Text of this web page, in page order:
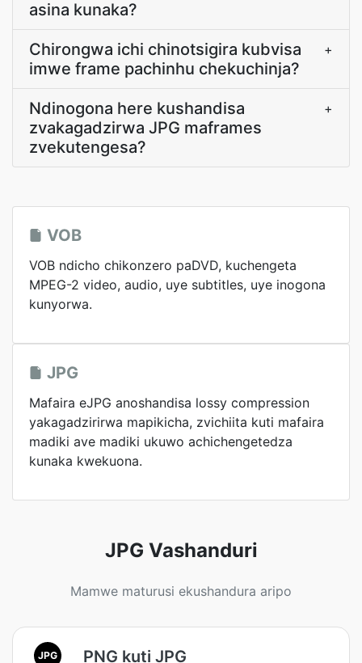
asina kunaka?
Chirongwa ichi chinotsigira kubvisa
imwe frame pachinhu chekuchinja?
+
Ndinogona here kushandisa
zvakagadzirwa JPG maframes
zvekutengesa?
+
VOB
VOB ndicho chikonzero paDVD, kuchengeta
MPEG-2 video, audio, uye subtitles, uye inogona
kunyorwa.
JPG
Mafaira eJPG anoshandisa lossy compression
yakagadzirirwa mapikicha, zvichiita kuti mafaira
madiki ave madiki ukuwo achichengetedza
kunaka kwekuona.
JPG Vashanduri
Mamwe maturusi ekushandura aripo
JPG PNG kuti JPG